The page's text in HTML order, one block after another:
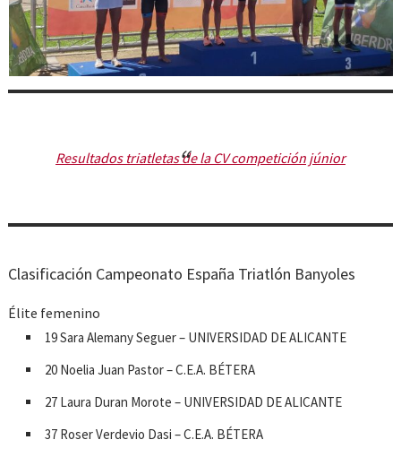
Resultados triatletas de la CV competición júnior
Clasificación Campeonato España Triatlón Banyoles
Élite femenino
19 Sara Alemany Seguer – UNIVERSIDAD DE ALICANTE
20 Noelia Juan Pastor – C.E.A. BÉTERA
27 Laura Duran Morote – UNIVERSIDAD DE ALICANTE
37 Roser Verdevio Dasi – C.E.A. BÉTERA